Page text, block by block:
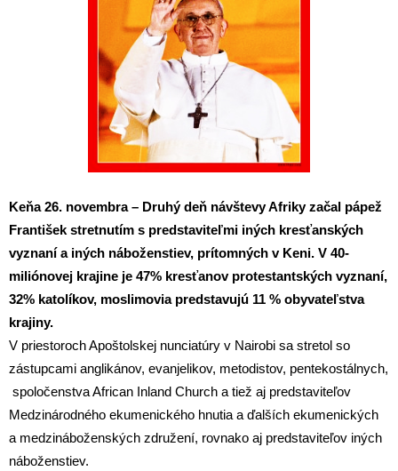
Keňa 26. novembra – Druhý deň návštevy Afriky začal pápež
František stretnutím s predstaviteľmi iných kresťanských
vyznaní a iných náboženstiev, prítomných v Keni. V 40-
miliónovej krajine je 47% kresťanov protestantských vyznaní,
32% katolíkov, moslimovia predstavujú 11 % obyvateľstva
krajiny.
V priestoroch Apoštolskej nunciatúry v Nairobi sa stretol so
zástupcami anglikánov, evanjelikov, metodistov, pentekostálnych,
spoločenstva African Inland Church a tiež aj predstaviteľov
Medzinárodného ekumenického hnutia a ďalších ekumenických
a medzináboženských združení, rovnako aj predstaviteľov iných
náboženstiev.